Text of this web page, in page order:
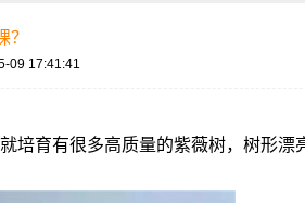
09 17:41:41
培育有很多高质量的紫薇树，树形